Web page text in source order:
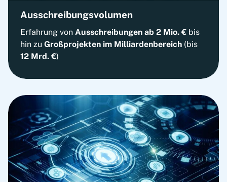
Ausschreibungsvolumen
Erfahrung von Ausschreibungen ab 2 Mio. € bis
hin zu Großprojekten im Milliardenbereich (bis
12 Mrd. €)